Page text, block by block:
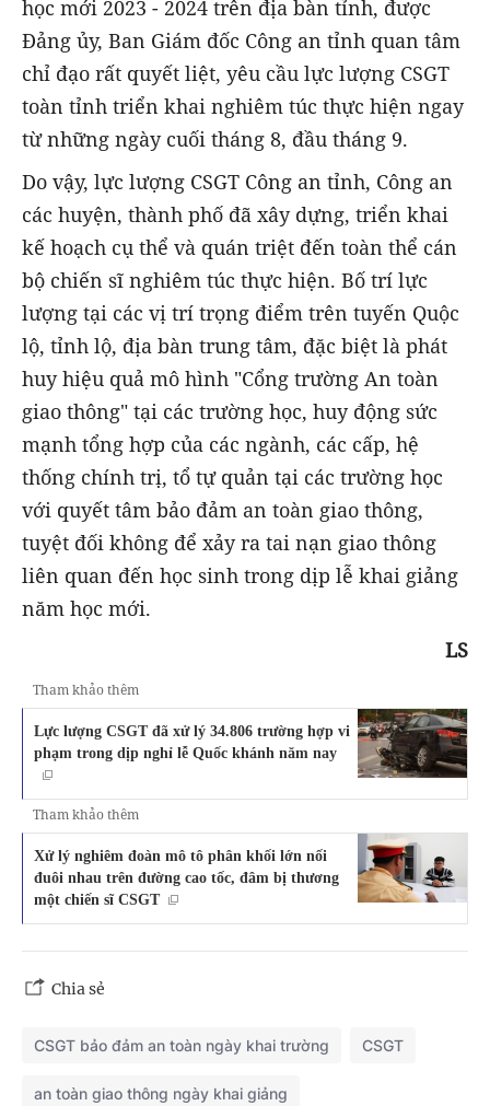
học mới 2023 - 2024 trên địa bàn tỉnh, được
Đảng ủy, Ban Giám đốc Công an tỉnh quan tâm
chỉ đạo rất quyết liệt, yêu cầu lực lượng CSGT
toàn tỉnh triển khai nghiêm túc thực hiện ngay
từ những ngày cuối tháng 8, đầu tháng 9.
Do vậy, lực lượng CSGT Công an tỉnh, Công an
các huyện, thành phố đã xây dựng, triển khai
kế hoạch cụ thể và quán triệt đến toàn thể cán
bộ chiến sĩ nghiêm túc thực hiện. Bố trí lực
lượng tại các vị trí trọng điểm trên tuyến Quộc
lộ, tỉnh lộ, địa bàn trung tâm, đặc biệt là phát
huy hiệu quả mô hình "Cổng trường An toàn
giao thông" tại các trường học, huy động sức
mạnh tổng hợp của các ngành, các cấp, hệ
thống chính trị, tổ tự quản tại các trường học
với quyết tâm bảo đảm an toàn giao thông,
tuyệt đối không để xảy ra tai nạn giao thông
liên quan đến học sinh trong dịp lễ khai giảng
năm học mới.
LS
Tham khảo thêm
Lực lượng CSGT đã xử lý 34.806 trường hợp vi
phạm trong dịp nghỉ lễ Quốc khánh năm nay
Tham khảo thêm
Xử lý nghiêm đoàn mô tô phân khối lớn nối
đuôi nhau trên đường cao tốc, đâm bị thương
một chiến sĩ CSGT
Chia sẻ
CSGT bảo đảm an toàn ngày khai trường CSGT
an toàn giao thông ngày khai giảng